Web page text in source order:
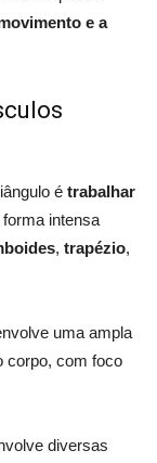
e a
é trabalhar
intensa
, trapézio,
uma ampla
corpo, com foco
diversas